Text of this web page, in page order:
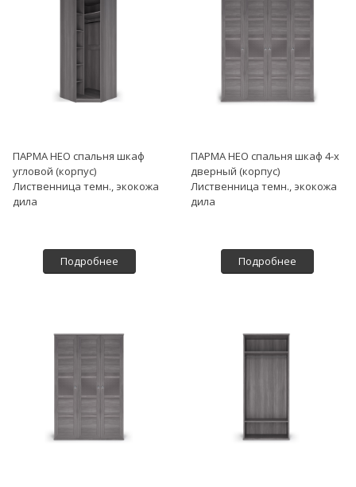
ПАРМА НЕО спальня шкаф
угловой (корпус)
Лиственница темн., экокожа
дила
Подробнее
ПАРМА НЕО спальня шкаф 4-х
дверный (корпус)
Лиственница темн., экокожа
дила
Подробнее